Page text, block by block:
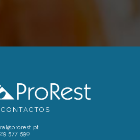
CONTACTOS
577 590